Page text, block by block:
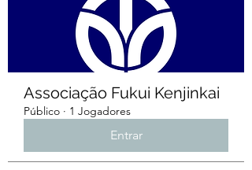
Associação Fukui Kenjinkai
Público · 1 Jogadores
Entrar